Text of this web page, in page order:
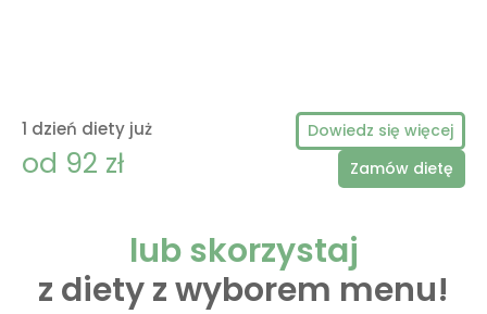
1 dzień diety już
od 92 zł
Dowiedz się więcej
Zamów dietę
lub skorzystaj
z diety z wyborem menu!